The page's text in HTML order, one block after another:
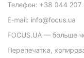
Телефон: +38 044 207
E-mail: info@focus.ua
FOCUS.UA — больше
Перепечатка,